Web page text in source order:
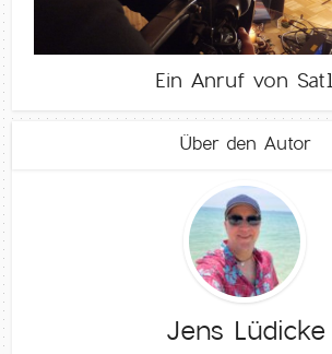
Ein Anruf von Sat1
Über den Autor
Jens Lüdicke